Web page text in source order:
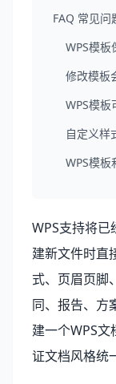
FAQ 常见问
WPS模板
修改模板
WPS模板
自定义样
WPS模板
WPS支持将
建新文件时直
式、页眉页脚
同、报告、方
建一个WPS
证文档风格统